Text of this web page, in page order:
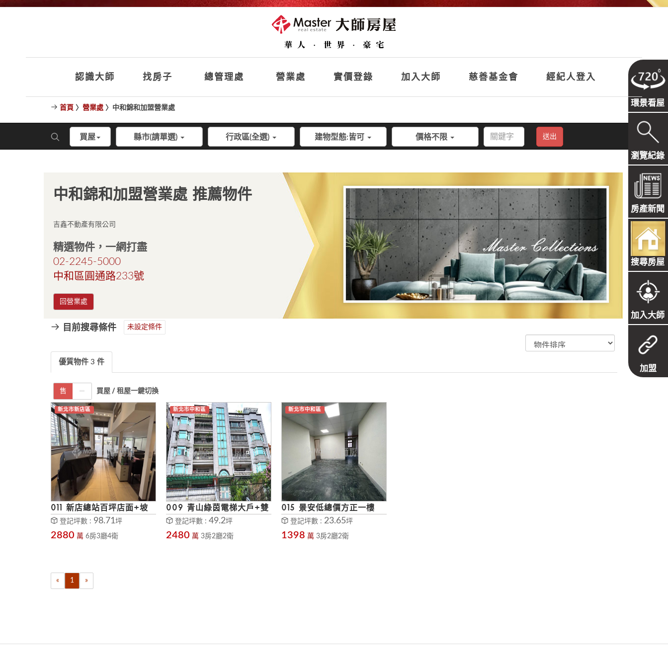
認識大師 找房子 總管理處 營業處 實價登錄 加入大師 慈善基金會 經紀人登入
環景看屋
瀏覽紀錄
房產新聞
搜尋房屋
加入大師
加盟
首頁 〉 營業處 〉中和錦和加盟營業處
買屋 縣市(請單選) 行政區(全選) 建物型態:皆可 價格不限 送出
中和錦和加盟營業處 推薦物件
吉鑫不動產有限公司
精選物件，一網打盡
02-2245-5000
中和區圓通路233號
目前搜尋條件 未設定條件
優質物件 3 件
售 租
買屋 / 租屋一鍵切換
新北市新店區
011 新店總站百坪店面+坡
平車位
登記坪數 : 98.71坪
2880 萬 6房3廳4衛
新北市中和區
009 青山綠茵電梯大戶+雙
車位登記坪數 : 49.2坪
2480 萬 3房2廳2衛
新北市中和區
015 景安低總價方正一樓
登記坪數 : 23.65坪
1398 萬 3房2廳2衛
« 1 »